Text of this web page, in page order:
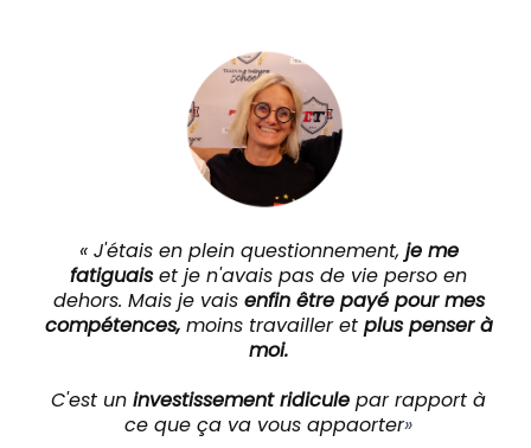
« J'étais en plein questionnement, je me
fatiguaiset je n'avais pas de vie perso en
dehors. Mais je vais enfin être payé pour mes
compétences, moins travailler et plus penser à
moi.
C'est un investissement ridicule par rapport à
ce que ça va vous appaorter»